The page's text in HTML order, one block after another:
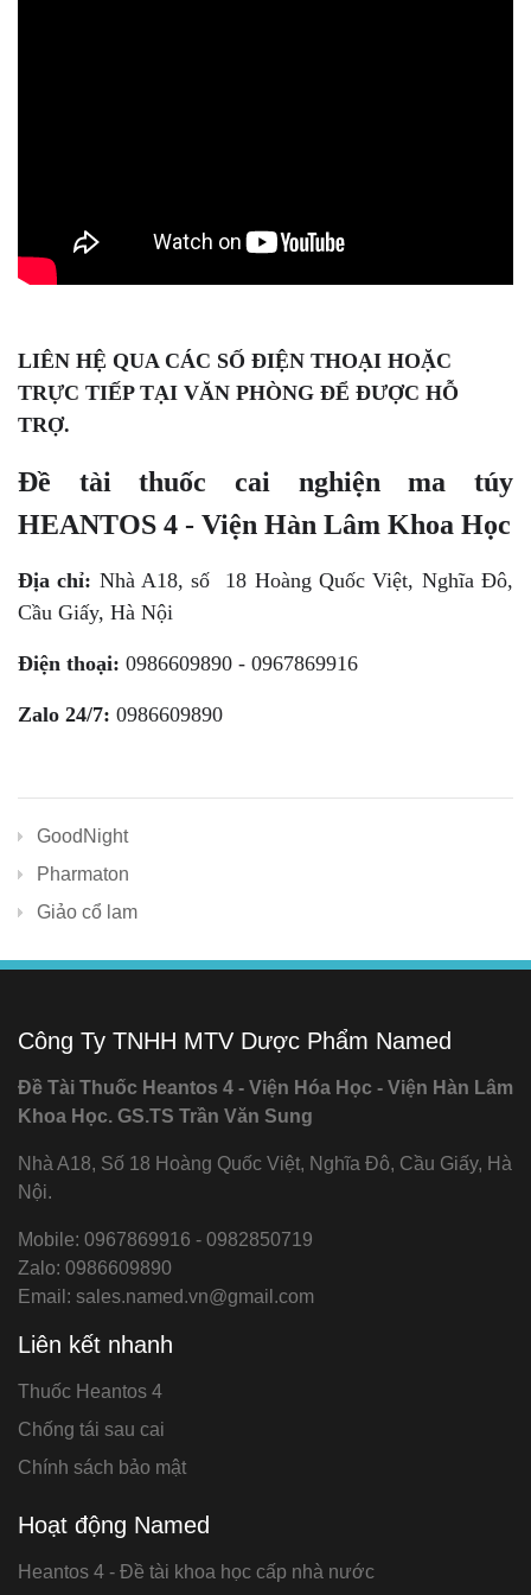
LIÊN HỆ QUA CÁC SỐ ĐIỆN THOẠI HOẶC
TRỰC TIẾP TẠI VĂN PHÒNG ĐỂ ĐƯỢC HỖ
TRỢ.
Đề tài thuốc cai nghiện ma túy
HEANTOS 4 - Viện Hàn Lâm Khoa Học
Địa chỉ: Nhà A18, số 18 Hoàng Quốc Việt, Nghĩa Đô,
Cầu Giấy, Hà Nội
Điện thoại: 0986609890 - 0967869916
Zalo 24/7: 0986609890
GoodNight
Pharmaton
Giảo cổ lam
Công Ty TNHH MTV Dược Phẩm Named
Đề Tài Thuốc Heantos 4 - Viện Hóa Học - Viện Hàn Lâm
Khoa Học. GS.TS Trần Văn Sung
Nhà A18, Số 18 Hoàng Quốc Việt, Nghĩa Đô, Cầu Giấy, Hà
Nội.
Mobile: 0967869916 - 0982850719
Zalo: 0986609890
Email: sales.named.vn@gmail.com
Liên kết nhanh
Thuốc Heantos 4
Chống tái sau cai
Chính sách bảo mật
Hoạt động Named
Heantos 4 - Đề tài khoa học cấp nhà nước